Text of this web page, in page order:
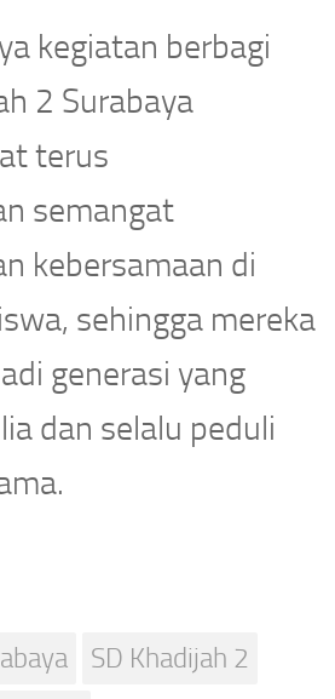
kegiatan berbagi
2 Surabaya
terus
semangat
kebersamaan di
sehingga mereka
generasi yang
dan selalu peduli
SD Khadijah 2